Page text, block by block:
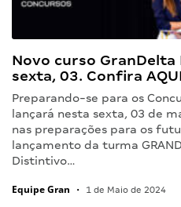
Novo curso
sexta, 03. Confira
Preparando-se para os
lançará nesta sexta, 03 de
nas preparações para os
lançamento da turma
Distintivo…
Equipe Gran • 1 de Maio de 2024